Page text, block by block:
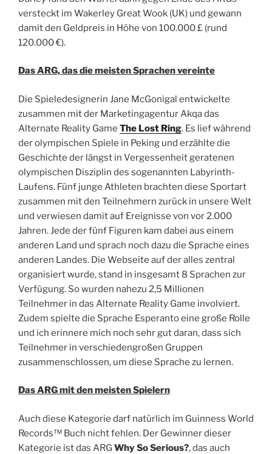
versteckt im Wakerley Great Wook (UK) und gewann
damit den Geldpreis in Höhe von 100.000 £ (rund
120.000 €).
Das ARG, das die meisten Sprachen vereinte
Die Spieledesignerin Jane McGonigal entwickelte
zusammen mit der Marketingagentur Akqa das
Alternate Reality Game The Lost Ring. Es lief während
der olympischen Spiele in Peking und erzählte die
Geschichte der längst in Vergessenheit geratenen
olympischen Disziplin des sogenannten Labyrinth-
Laufens. Fünf junge Athleten brachten diese Sportart
zusammen mit den Teilnehmern zurück in unsere Welt
und verwiesen damit auf Ereignisse von vor 2.000
Jahren. Jede der fünf Figuren kam dabei aus einem
anderen Land und sprach noch dazu die Sprache eines
anderen Landes. Die Webseite auf der alles zentral
organisiert wurde, stand in insgesamt 8 Sprachen zur
Verfügung. So wurden nahezu 2,5 Millionen
Teilnehmer in das Alternate Reality Game involviert.
Zudem spielte die Sprache Esperanto eine große Rolle
und ich erinnere mich noch sehr gut daran, dass sich
Teilnehmer in verschiedengroßen Gruppen
zusammenschlossen, um diese Sprache zu lernen.
Das ARG mit den meisten Spielern
Auch diese Kategorie darf natürlich im Guinness World
Records™ Buch nicht fehlen. Der Gewinner dieser
Kategorie ist das ARG Why So Serious?, das auch